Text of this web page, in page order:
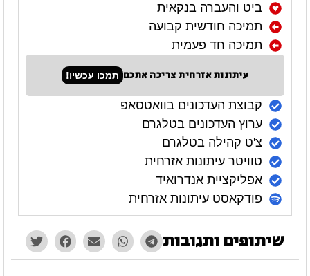
ביט והעברה בנקאית
תמיכה חודשית קבועה
תמיכה חד פעמית
עיתונות אזרחית צריכה אתכם תמכו עכשיו!
קבוצת העדכונים בוואטסאפ
ערוץ העדכונים בטלגרם
צ'ט קהילה בטלגרם
טוויטר עיתונות אזרחית
אפליקציית אנדרואיד
פודקאסט עיתונות אזרחית
שיתופים ותגובות